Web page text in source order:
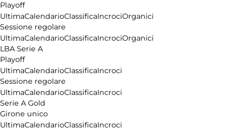
Playoff
UltimaCalendarioClassificaIncrociOrganici
Sessione regolare
UltimaCalendarioClassificaIncrociOrganici
LBA Serie A
Playoff
UltimaCalendarioClassificaIncroci
Sessione regolare
UltimaCalendarioClassificaIncroci
Serie A Gold
Girone unico
UltimaCalendarioClassificaIncroci